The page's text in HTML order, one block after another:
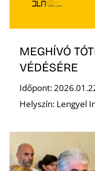
MEGHÍVÓ
VÉDÉSÉRE
Időpont:
Helyszín: Lengyel